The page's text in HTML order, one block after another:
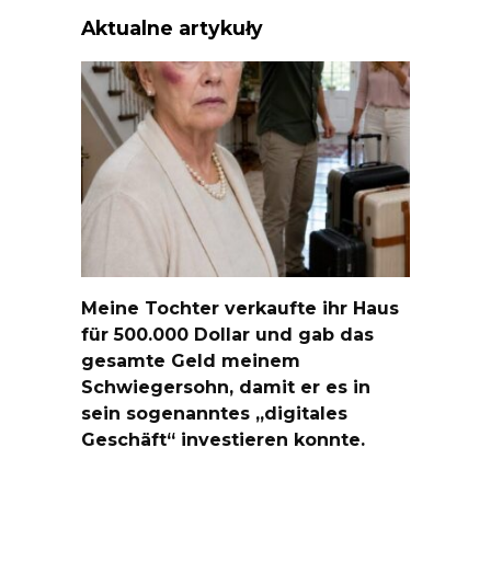
Aktualne artykuły
Meine Tochter verkaufte ihr Haus
für 500.000 Dollar und gab das
gesamte Geld meinem
Schwiegersohn, damit er es in
sein sogenanntes „digitales
Geschäft“ investieren konnte.